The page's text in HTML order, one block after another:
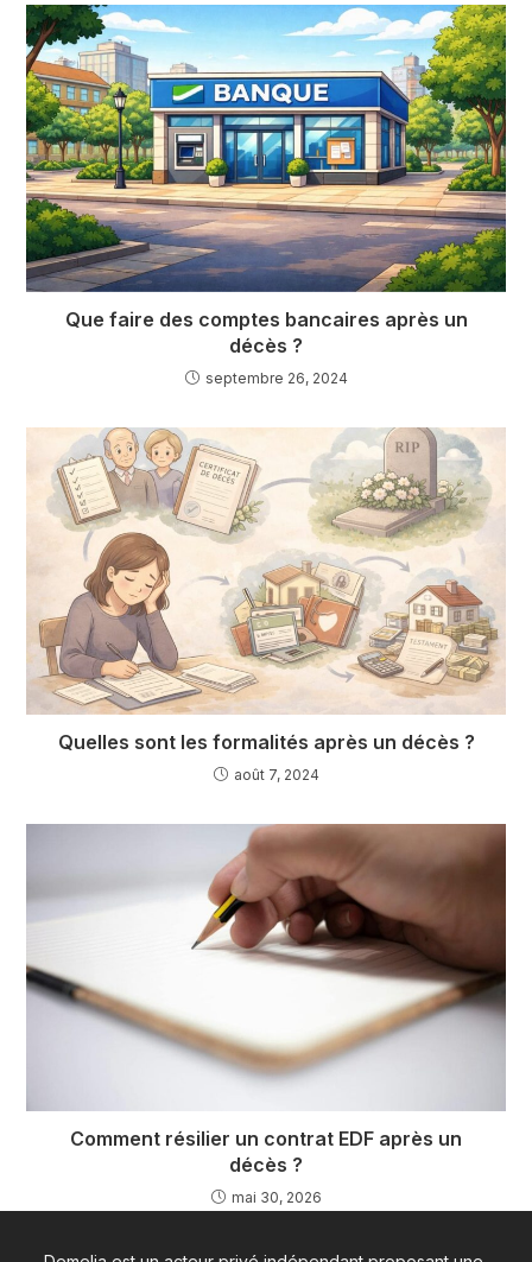
Que faire des comptes bancaires après un
décès ?
septembre 26, 2024
Quelles sont les formalités après un décès ?
août 7, 2024
Comment résilier un contrat EDF après un
décès ?
mai 30, 2026